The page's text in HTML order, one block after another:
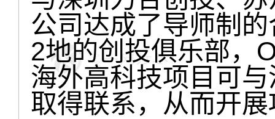
公司达成了导师制
2地的创投俱乐部，
海外高科技项目可
取得联系，从而开